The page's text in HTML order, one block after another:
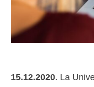
15.12.2020. La